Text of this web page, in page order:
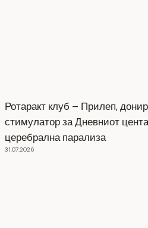
Ротаракт клуб – Прилеп,
стимулатор за Дневниот
церебрална парализа
31.07.2026